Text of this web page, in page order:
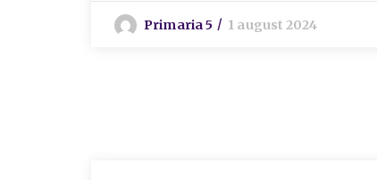
Primaria 5 1 august 2024